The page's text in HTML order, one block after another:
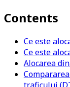
Contents
Ce este
Ce este
Alocarea